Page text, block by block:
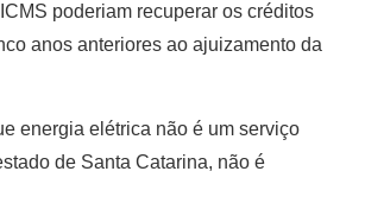
poderiam recuperar os créditos
anos anteriores ao ajuizamento da
energia elétrica não é um serviço
de Santa Catarina, não é